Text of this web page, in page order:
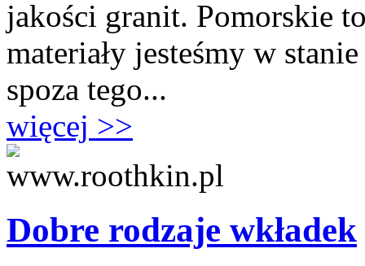
jakości granit. Pomorskie
materiały jesteśmy w
spoza tego...
więcej >>
Dobre rodzaje wkładek